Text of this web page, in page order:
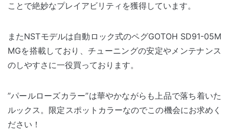
ことで絶妙なプレイアビリティを獲得しています。
またNSTモデルは自動ロック式のペグGOTOH SD91-05M
MGを搭載しており、チューニングの安定やメンテナンス
のしやすさに一役買っております。
”パールローズカラー”は華やかながらも上品で落ち着いた
ルックス。限定スポットカラーなのでこの機会にお求めく
ださい！